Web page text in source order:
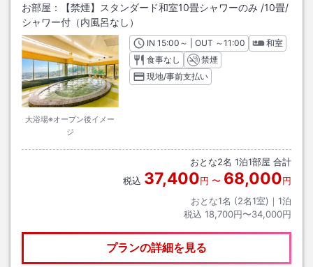
お部屋： 【禁煙】スタンダード和室10畳シャワーのみ /10畳/
シャワー付（内風呂なし）
大浴場※オープン後イメー
ジ
INチェックイン
15:00 ～ | OUT チェックアウト
～11:00
和室
食事なし
禁煙
現地/事前支払い
おとな2名 1泊1部屋 合計
税込 37,400円 〜 68,000円
おとな1名 (2名1室)｜ 1泊
税込 18,700円〜34,000円
プランの詳細を見る